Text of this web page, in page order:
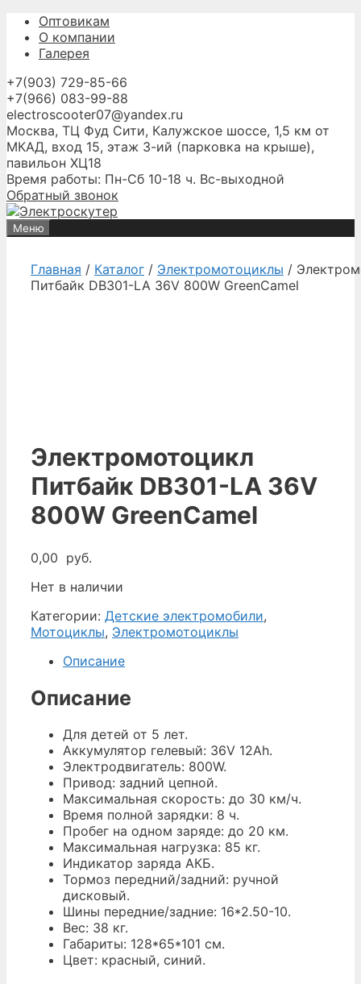
Перейти
содержимому
Оптовикам
О компании
Галерея
+7(903) 729-85-66
+7(966) 083-99-88
electroscooter07@yandex.ru
Москва, ТЦ Фуд Сити, Калужское шоссе, 1,5 км от
МКАД, вход 15, этаж 3-ий (парковка на крыше),
павильон ХЦ18
Время работы: Пн-Сб 10-18 ч. Вс-выходной
Обратный звонок
Меню
Главная / Каталог / Электромотоциклы /
Питбайк DB301-LA 36V 800W GreenCamel
Электромотоцикл
Питбайк DB301-LA 36V
800W GreenCamel
0,00 руб.
Нет в наличии
Категории: Детские электромобили,
Мотоциклы, Электромотоциклы
Описание
Описание
Для детей от 5 лет.
Аккумулятор гелевый: 36V 12Ah.
Электродвигатель: 800W.
Привод: задний цепной.
Максимальная скорость: до 30 км/ч.
Время полной зарядки: 8 ч.
Пробег на одном заряде: до 20 км.
Максимальная нагрузка: 85 кг.
Индикатор заряда АКБ.
Тормоз передний/задний: ручной
дисковый.
Шины передние/задние: 16*2.50-10.
Вес: 38 кг.
Габариты: 128*65*101 см.
Цвет: красный, синий.